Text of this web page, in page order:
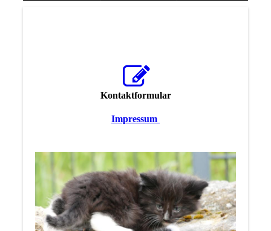
Kontaktformular
Impressum